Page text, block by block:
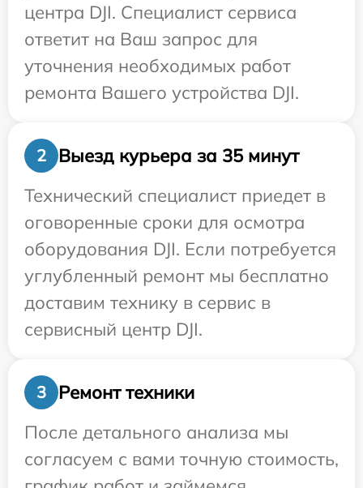
центра DJI. Специалист сервиса
ответит на Ваш запрос для
уточнения необходимых работ
ремонта Вашего устройства DJI.
2
Выезд курьера за 35 минут
Технический специалист приедет в
оговоренные сроки для осмотра
оборудования DJI. Если потребуется
углубленный ремонт мы бесплатно
доставим технику в сервис в
сервисный центр DJI.
3
Ремонт техники
После детального анализа мы
согласуем с вами точную стоимость,